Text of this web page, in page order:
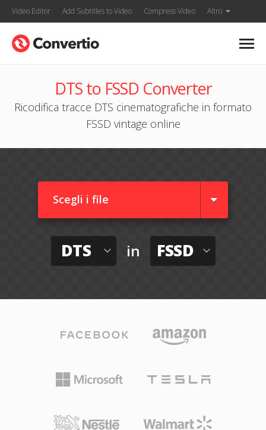
Video Editor Add Subtitles to Video Compress Video Altro
DTS to FSSD Converter
Ricodifica tracce DTS cinematografiche in formato
FSSD vintage online
Scegli i file
DTS in FSSD